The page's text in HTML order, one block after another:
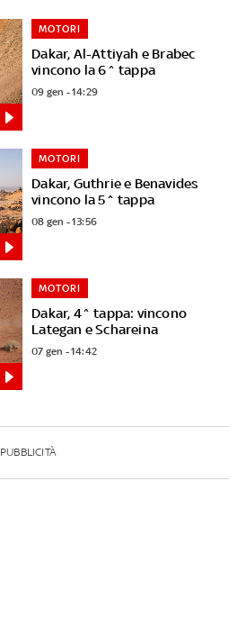
Dakar, Al-Attiyah e Brabec
vincono la 6^ tappa
MOTORI
09 gen - 14:29
Dakar, Guthrie e Benavides
vincono la 5^ tappa
MOTORI
08 gen - 13:56
Dakar, 4^ tappa: vincono
Lategan e Schareina
MOTORI
07 gen - 14:42
PUBBLICITÀ